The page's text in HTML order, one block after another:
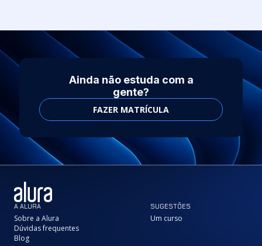
Ainda não estuda com a
gente?
FAZER MATRÍCULA
A ALURA
Sobre a Alura
Dúvidas frequentes
Blog
SUGESTÕES
Um curso